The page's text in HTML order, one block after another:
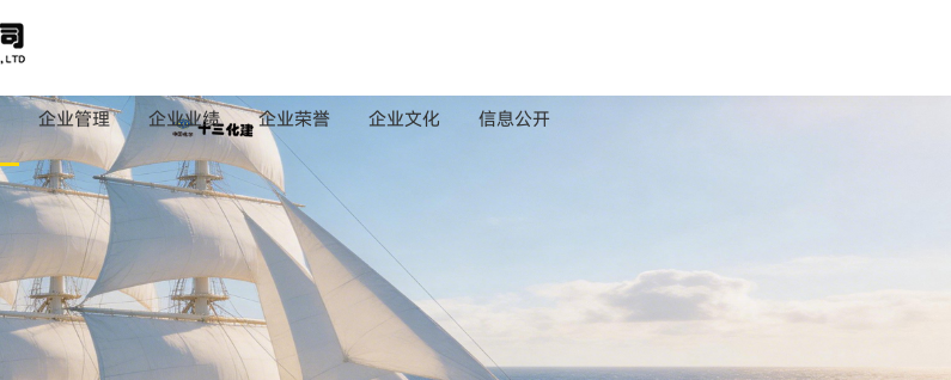
企业管理 企业业绩 企业荣誉 企业文化 信息公开